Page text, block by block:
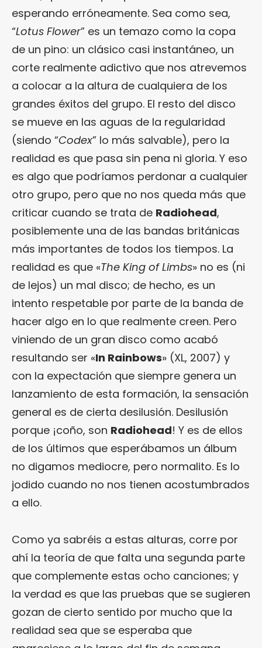
esperando erróneamente. Sea como sea,
“Lotus Flower” es un temazo como la copa
de un pino: un clásico casi instantáneo, un
corte realmente adictivo que nos atrevemos
a colocar a la altura de cualquiera de los
grandes éxitos del grupo. El resto del disco
se mueve en las aguas de la regularidad
(siendo “Codex” lo más salvable), pero la
realidad es que pasa sin pena ni gloria. Y eso
es algo que podríamos perdonar a cualquier
otro grupo, pero que no nos queda más que
criticar cuando se trata de Radiohead,
posiblemente una de las bandas británicas
más importantes de todos los tiempos. La
realidad es que «The King of Limbs» no es (ni
de lejos) un mal disco; de hecho, es un
intento respetable por parte de la banda de
hacer algo en lo que realmente creen. Pero
viniendo de un gran disco como acabó
resultando ser «In Rainbows» (XL, 2007) y
con la expectación que siempre genera un
lanzamiento de esta formación, la sensación
general es de cierta desilusión. Desilusión
porque ¡coño, son Radiohead! Y es de ellos
de los últimos que esperábamos un álbum
no digamos mediocre, pero normalito. Es lo
jodido cuando no nos tienen acostumbrados
a ello.
Como ya sabréis a estas alturas, corre por
ahí la teoría de que falta una segunda parte
que complemente estas ocho canciones; y
la verdad es que las pruebas que se sugieren
gozan de cierto sentido por mucho que la
realidad sea que se esperaba que